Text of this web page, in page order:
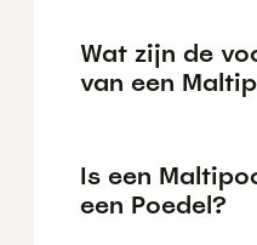
Wat zijn de
van een
Is een
een Poedel?